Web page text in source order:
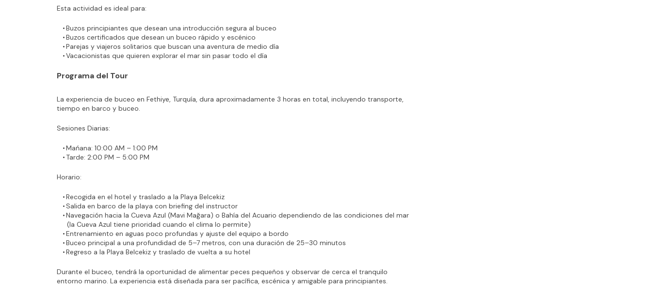
Esta actividad es ideal para:
Buzos principiantes que desean una introducción segura al buceo
Buzos certificados que desean un buceo rápido y escénico
Parejas y viajeros solitarios que buscan una aventura de medio día
Vacacionistas que quieren explorar el mar sin pasar todo el día
Programa del Tour
La experiencia de buceo en Fethiye, Turquía, dura aproximadamente 3 horas en total, incluyendo transporte,
tiempo en barco y buceo.
Sesiones Diarias:
Mańana: 10:00 AM – 1:00 PM
Tarde: 2:00 PM – 5:00 PM
Horario:
Recogida en el hotel y traslado a la Playa Belcekiz
Salida en barco de la playa con briefing del instructor
Navegación hacia la Cueva Azul (Mavi Mağara) o Bahía del Acuario dependiendo de las condiciones del mar
(la Cueva Azul tiene prioridad cuando el clima lo permite)
Entrenamiento en aguas poco profundas y ajuste del equipo a bordo
Buceo principal a una profundidad de 5–7 metros, con una duración de 25–30 minutos
Regreso a la Playa Belcekiz y traslado de vuelta a su hotel
Durante el buceo, tendrá la oportunidad de alimentar peces pequeños y observar de cerca el tranquilo
entorno marino. La experiencia está diseñada para ser pacífica, escénica y amigable para principiantes.